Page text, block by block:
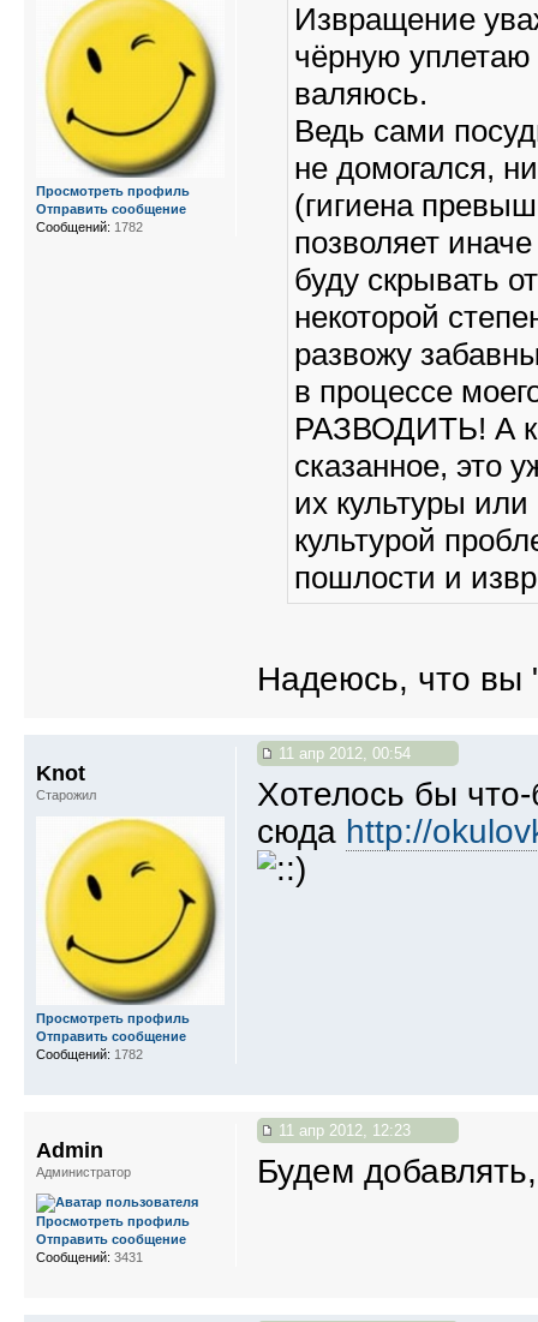
Извращение
чёрную уплетаю
валяюсь.
Ведь сами
не домогался,
(гигиена
позволяет
буду скрывать
некоторой
развожу
в процессе
РАЗВОДИТЬ! А
сказанное, это
их культуры
культурой
пошлости и
Надеюсь, что
Просмотреть профиль
Отправить сообщение
Сообщений: 1782
11 апр 2012, 00:54
Хотелось бы
сюда http://
Knot
Старожил
Просмотреть профиль
Отправить сообщение
Сообщений: 1782
11 апр 2012, 12:23
Будем
Admin
Администратор
Просмотреть профиль
Отправить сообщение
Сообщений: 3431